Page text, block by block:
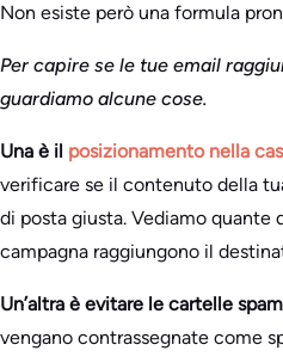
Non esiste però una formula
Per capire se le tue email
guardiamo alcune cose.
Una è il posizionamento nella
verificare se il contenuto della
di posta giusta. Vediamo quante
campagna raggiungono il
Un’altra è evitare le cartelle
vengano contrassegnate come